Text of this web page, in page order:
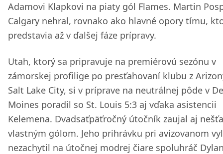
Adamovi Klapkovi na piaty gól Flames. Martin
Calgary nehral, rovnako ako hlavné opory tímu,
predstavia až v ďalšej fáze prípravy.
Utah, ktorý sa pripravuje na premiérovú sezónu v
zámorskej profilige po presťahovaní klubu z
Salt Lake City, si v príprave na neutrálnej pôde v
Moines poradil so St. Louis 5:3 aj vďaka asistencii
Kelemena. Dvadsaťpäťročný útočník zaujal aj
vlastným gólom. Jeho prihrávku pri avizovanom
nezachytil na útočnej modrej čiare spoluhráč